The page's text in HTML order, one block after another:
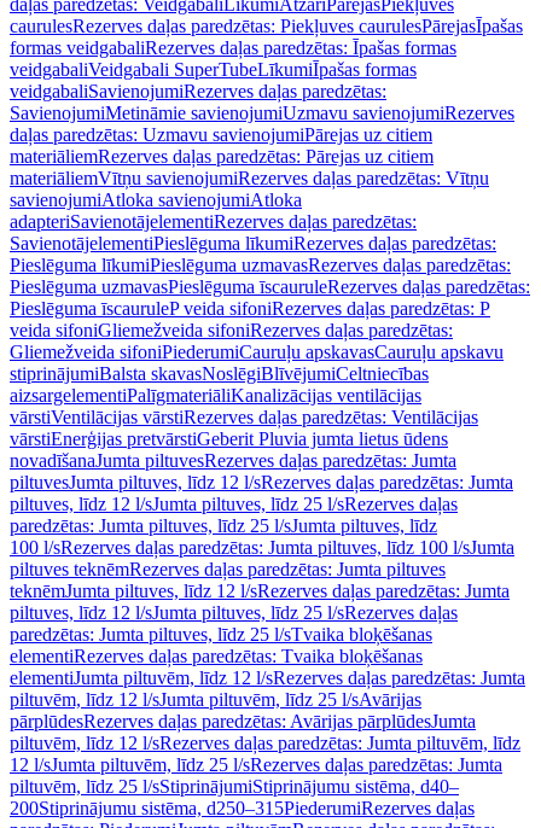
daļas paredzētas: Veidgabali LīkumiAtzari PārejasPiekļuves
caurulesRezerves daļas paredzētas: Piekļuves caurulesPārejasĪpašas
formas veidgabaliRezerves daļas paredzētas: Īpašas formas
veidgabaliVeidgabali SuperTubeLīkumiĪpašas formas
veidgabaliSavienojumiRezerves daļas paredzētas:
SavienojumiMetināmie savienojumiUzmavu savienojumiRezerves
daļas paredzētas: Uzmavu savienojumiPārejas uz citiem
materiāliemRezerves daļas paredzētas: Pārejas uz citiem
materiāliemVītņu savienojumiRezerves daļas paredzētas: Vītņu
savienojumiAtloka savienojumiAtloka
adapteriSavienotājelementiRezerves daļas paredzētas:
SavienotājelementiPieslēguma līkumiRezerves daļas paredzētas:
Pieslēguma līkumiPieslēguma uzmavasRezerves daļas paredzētas:
Pieslēguma uzmavasPieslēguma īscauruleRezerves daļas paredzētas:
Pieslēguma īscauruleP veida sifoniRezerves daļas paredzētas: P
veida sifoniGliemežveida sifoniRezerves daļas paredzētas:
Gliemežveida sifoniPiederumiCauruļu apskavasCauruļu apskavu
stiprinājumiBalsta skavasNoslēgiBlīvējumiCeltniecības
aizsargelementiPalīgmateriāliKanalizācijas ventilācijas
vārstiVentilācijas vārstiRezerves daļas paredzētas: Ventilācijas
vārstiEnerģijas pretvārstiGeberit Pluvia jumta lietus ūdens
novadīšanaJumta piltuvesRezerves daļas paredzētas: Jumta
piltuvesJumta piltuves, līdz 12 l/sRezerves daļas paredzētas: Jumta
piltuves, līdz 12 l/sJumta piltuves, līdz 25 l/sRezerves daļas
paredzētas: Jumta piltuves, līdz 25 l/sJumta piltuves, līdz
100 l/sRezerves daļas paredzētas: Jumta piltuves, līdz 100 l/sJumta
piltuves teknēmRezerves daļas paredzētas: Jumta piltuves
teknēmJumta piltuves, līdz 12 l/sRezerves daļas paredzētas: Jumta
piltuves, līdz 12 l/sJumta piltuves, līdz 25 l/sRezerves daļas
paredzētas: Jumta piltuves, līdz 25 l/sTvaika bloķēšanas
elementiRezerves daļas paredzētas: Tvaika bloķēšanas
elementiJumta piltuvēm, līdz 12 l/sRezerves daļas paredzētas: Jumta
piltuvēm, līdz 12 l/sJumta piltuvēm, līdz 25 l/sAvārijas
pārplūdesRezerves daļas paredzētas: Avārijas pārplūdesJumta
piltuvēm, līdz 12 l/sRezerves daļas paredzētas: Jumta piltuvēm, līdz
12 l/sJumta piltuvēm, līdz 25 l/sRezerves daļas paredzētas: Jumta
piltuvēm, līdz 25 l/sStiprinājumiStiprinājumu sistēma, d40–
200Stiprinājumu sistēma, d250–315PiederumiRezerves daļas